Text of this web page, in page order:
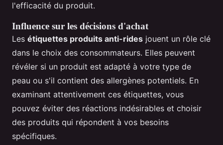
l'efficacité du produit.
Influence sur les décisions d'achat
Les étiquettes produits anti-rides jouent un rôle clé
dans le choix des consommateurs. Elles peuvent
révéler si un produit est adapté à votre type de
peau ou s'il contient des allergènes potentiels. En
examinant attentivement ces étiquettes, vous
pouvez éviter des réactions indésirables et choisir
des produits qui répondent à vos besoins
spécifiques.